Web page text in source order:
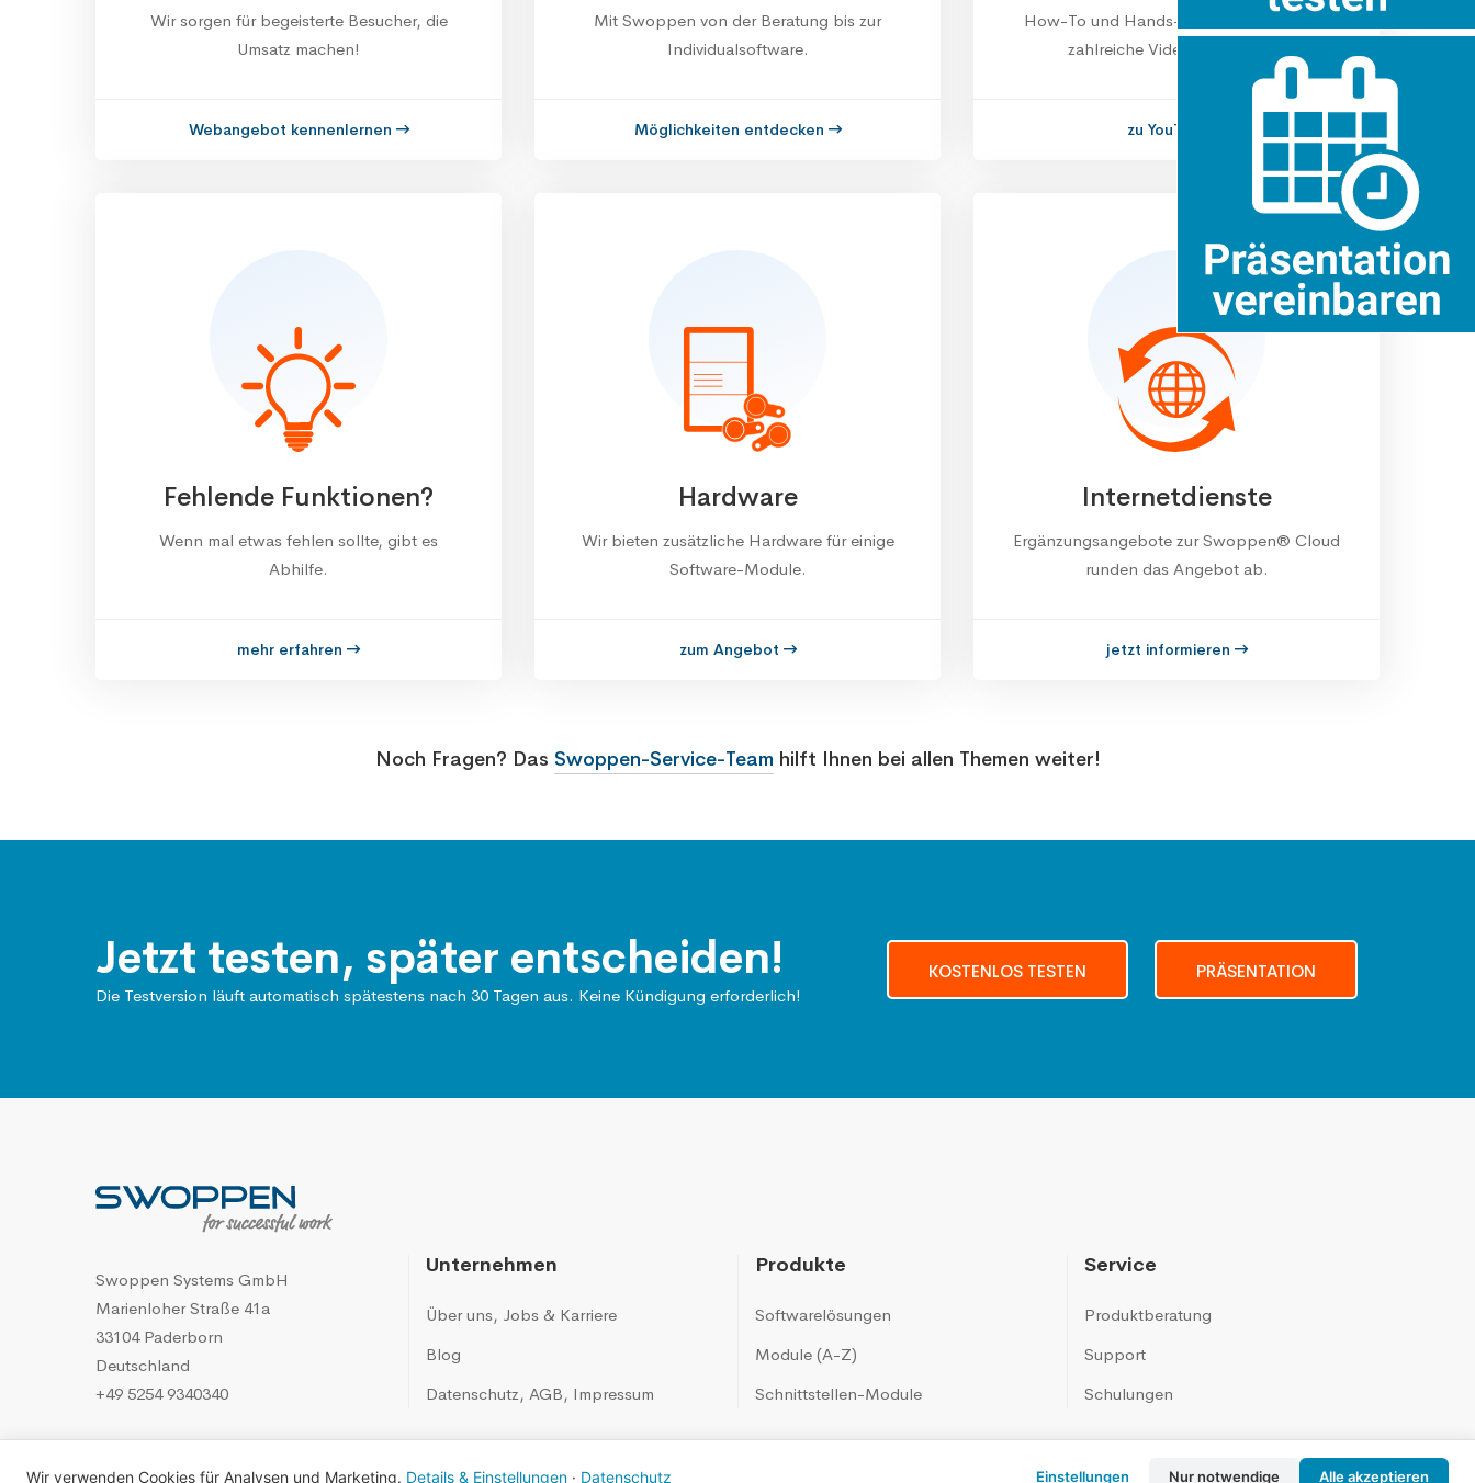
Wir sorgen für begeisterte Besucher, die
Umsatz machen!
Webangebot kennenlernen
Mit Swoppen von der Beratung bis zur
Individualsoftware.
Möglichkeiten entdecken
How-To und Hands-On – hier finden Sie
zahlreiche Videoerklärungen.
zu YouTube
Fehlende Funktionen?
Wenn mal etwas fehlen sollte, gibt es
Abhilfe.
mehr erfahren
Hardware
Wir bieten zusätzliche Hardware für einige
Software-Module.
zum Angebot
Internet­dienste
Ergänzungsangebote zur Swoppen® Cloud
runden das Angebot ab.
jetzt informieren
Noch Fragen? Das Swoppen-Service-Team hilft Ihnen bei allen Themen weiter!
Jetzt testen, später entscheiden!
Die Testversion läuft automatisch spätestens nach 30 Tagen aus. Keine Kündigung erforderlich!
KOSTENLOS TESTEN PRÄSENTATION
Swoppen Systems GmbH
Marienloher Straße 41a
33104 Paderborn
Deutschland
+49 5254 9340340
Unternehmen
Über uns, Jobs & Karriere
Blog
Datenschutz, AGB, Impressum
Produkte
Softwarelösungen
Module (A-Z)
Schnittstellen-Module
Service
Produktberatung
Support
Schulungen
Wir verwenden Cookies für Analysen und Marketing. Details & Einstellungen · Datenschutz Einstellungen Nur notwendige Alle akzeptieren